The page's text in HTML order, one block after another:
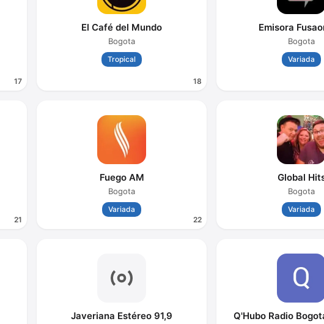
17 18
El Café del Mundo
Bogota
Tropical
Emisora
Bogota
Variada
21
22
Fuego AM
Bogota
Variada
Global
Bogota
Variada
Javeriana Estéreo 91,9 Q'Hubo Radio